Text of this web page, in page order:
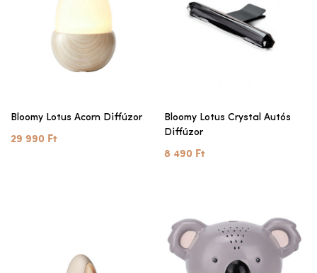
Bloomy Lotus Acorn Diffúzor
29 990 Ft
Bloomy Lotus Crystal Autós
Diffúzor
8 490 Ft